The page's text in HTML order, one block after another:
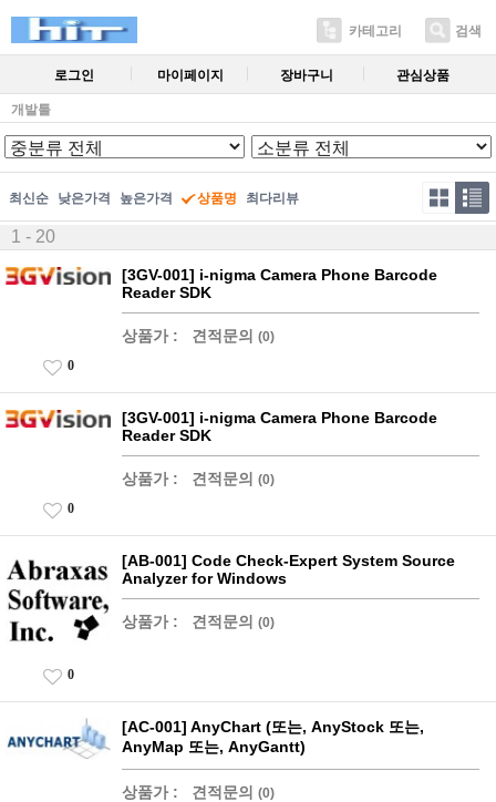
카테고리 검색
로그인 마이페이지 장바구니 관심상품
개발툴
최신순 낮은가격 높은가격 상품명 최다리뷰
1 - 20
[3GV-001] i-nigma Camera Phone Barcode
Reader SDK
상품가 : 견적문의 (0)
0
[3GV-001] i-nigma Camera Phone Barcode
Reader SDK
상품가 : 견적문의 (0)
0
[AB-001] Code Check-Expert System Source
Analyzer for Windows
상품가 : 견적문의 (0)
0
[AC-001] AnyChart (또는, AnyStock 또는,
AnyMap 또는, AnyGantt)
상품가 : 견적문의 (0)